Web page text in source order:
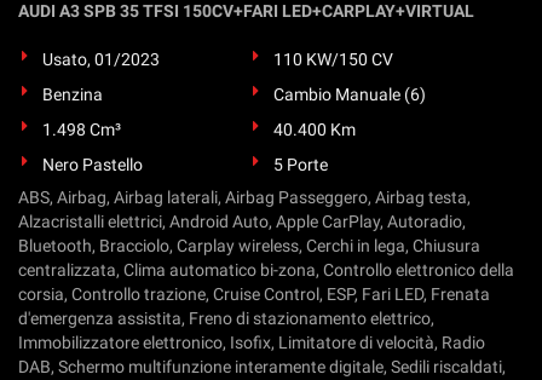
AUDI A3 SPB 35 TFSI 150CV+FARI LED+CARPLAY+VIRTUAL
Usato, 01/2023
110 KW/150 CV
Benzina
Cambio Manuale (6)
1.498 Cm³
40.400 Km
Nero Pastello
5 Porte
ABS, Airbag, Airbag laterali, Airbag Passeggero, Airbag testa,
Alzacristalli elettrici, Android Auto, Apple CarPlay, Autoradio,
Bluetooth, Bracciolo, Carplay wireless, Cerchi in lega, Chiusura
centralizzata, Clima automatico bi-zona, Controllo elettronico della
corsia, Controllo trazione, Cruise Control, ESP, Fari LED, Frenata
d'emergenza assistita, Freno di stazionamento elettrico,
Immobilizzatore elettronico, Isofix, Limitatore di velocità, Radio
DAB, Schermo multifunzione interamente digitale, Sedili riscaldati,